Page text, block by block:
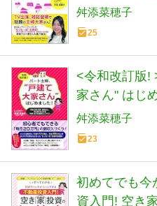
なし、初心者
の副収入」づ
舛添菜穂子
25
<令和改訂版!
家さん" はじ
舛添菜穂子
23
初めてでも今
資入門! 空き